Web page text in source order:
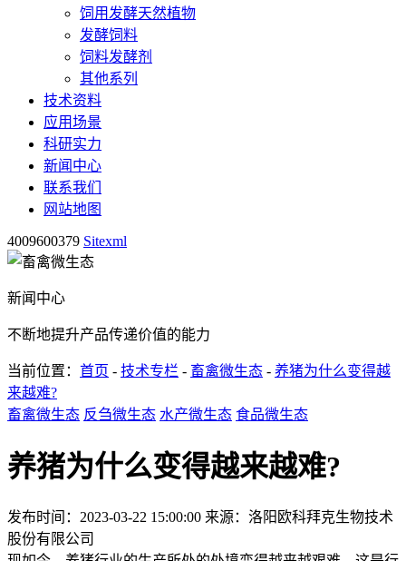
饲用发酵天然植物
发酵饲料
饲料发酵剂
其他系列
技术资料
应用场景
科研实力
新闻中心
联系我们
网站地图
4009600379 Sitexml
新闻中心
不断地提升产品传递价值的能力
当前位置： 首页 - 技术专栏 - 畜禽微生态 - 养猪为什么变得越
来越难?
畜禽微生态 反刍微生态 水产微生态 食品微生态
养猪为什么变得越来越难?
发布时间：2023-03-22 15:00:00 来源：洛阳欧科拜克生物技术
股份有限公司